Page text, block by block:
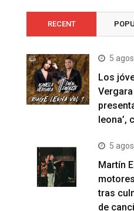
RECENT
5
Los
5
Martín
tras
de